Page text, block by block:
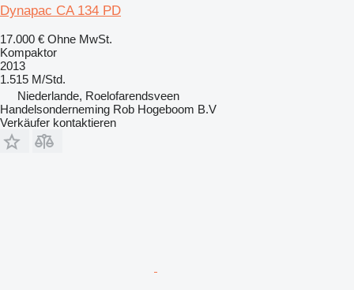
Dynapac CA 134 PD
17.000 € Ohne MwSt.
Kompaktor
2013
1.515 M/Std.
Niederlande, Roelofarendsveen
Handelsonderneming Rob Hogeboom B.V
Verkäufer kontaktieren